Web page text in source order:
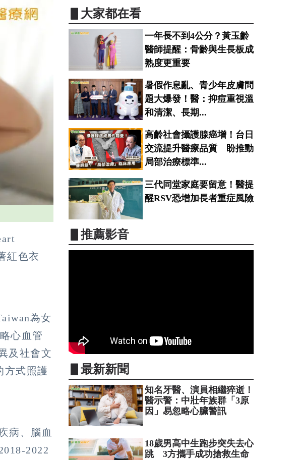
紅色衣
為女
心血管
及社會文
方式照護
病、腦血
2022
▋大家都在看
一年長不到4公分？黃玉齡
醫師提醒：骨齡與生長板成
熟度更重要
暑假作息亂、青少年皮膚問
題大爆發！醫：抑痘重視溫
和清潔、長期...
高齡社會攝護腺癌增！台日
交流提升醫療品質 盼推動
局部治療標準...
三代同堂家庭要留意！醫提
醒RSV恐增加長者重症風險
▋推薦影音
▋最新新聞
知名牙醫、演員相繼猝逝！
醫示警：中壯年族群「3原
因」易忽略心臟警訊
18歲男高中生跑步突失去心
跳 3方攜手成功搶救生命